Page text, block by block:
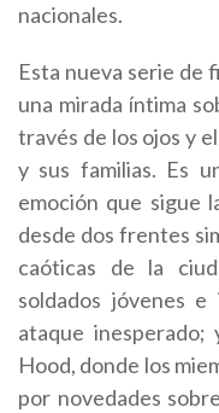
nacionales.
Esta nueva serie de
una mirada íntima
través de los ojos y
y sus familias. Es
emoción que sigue
desde dos frentes
caóticas de la
soldados jóvenes
ataque
Hood, donde los
por novedades